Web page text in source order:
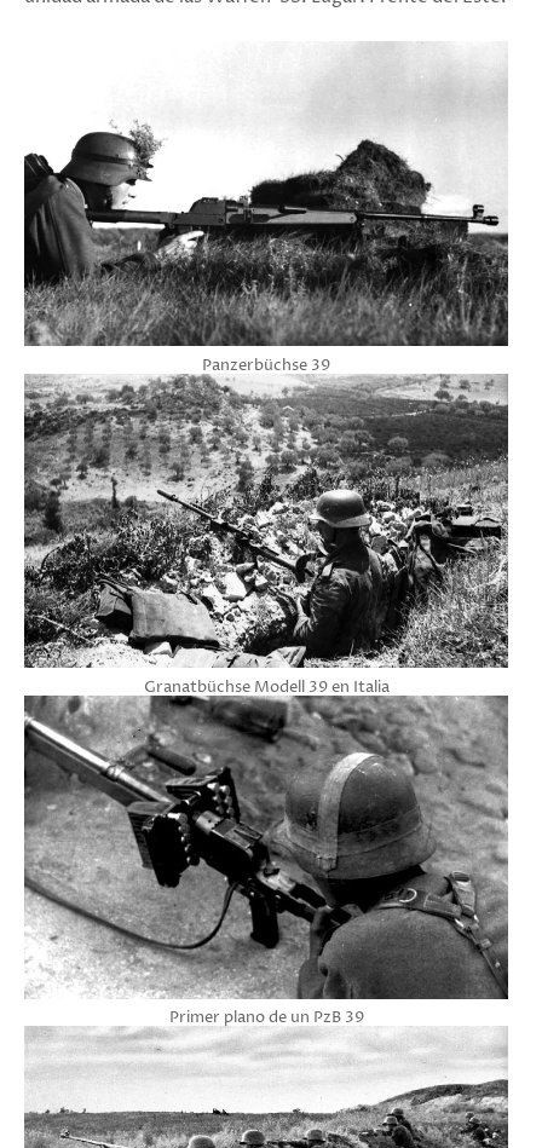
Panzerbüchse 39
Granatbüchse Modell 39 en Italia
Primer plano de un PzB 39